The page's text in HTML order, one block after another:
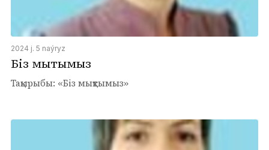
2024 j. 5 naýryz
Біз мықтымыз
Тақырыбы: «Біз мықтымыз»